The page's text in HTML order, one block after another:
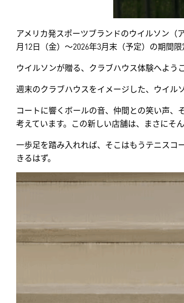
アメリカ発スポーツブランドのウイルソン（
月12日（金）～2026年3月末（予定）の期間限
ウイルソンが贈る、クラブハウス体験へよう
週末のクラブハウスをイメージした、ウイル
コートに響くボールの音、仲間との笑い声
考えています。この新しい店舗は、まさにそ
一歩足を踏み入れれば、そこはもうテニスコ
きるはず。